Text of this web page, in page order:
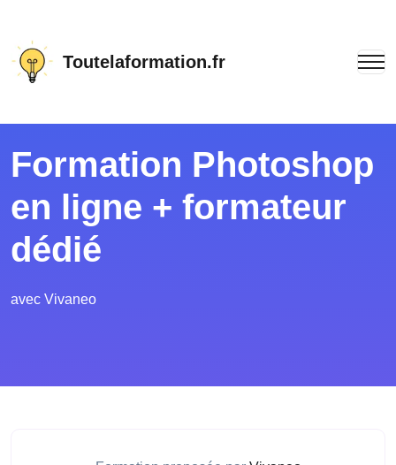
Toutelaformation.fr
Formation Photoshop
en ligne + formateur
dédié
avec Vivaneo